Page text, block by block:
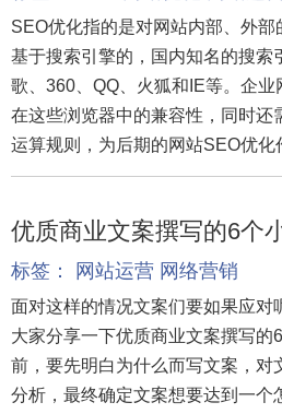
SEO优化指的是对网站内部、外
基于搜索引擎的，国内知名的搜索
歌、360、QQ、火狐和IE等。企
在这些浏览器中的兼容性，同时还
运算规则，为后期的网站SEO优化
优质商业文案撰写的6个
标签： 网站运营 网络营销
面对这样的情况文案们要如果应对
大家分享一下优质商业文案撰写的
前，要先明白为什么而写文案，对
分析，最终确定文案想要达到一个